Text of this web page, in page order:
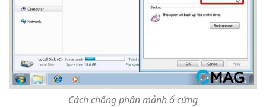
Cách chống phân mảnh ổ cứng